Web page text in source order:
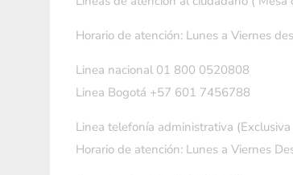
Horario de atención: Lunes a Viernes
Linea nacional 01 800 0520808
Linea Bogotá +57 601 7456788
Linea telefonía administrativa
Horario de atención: Lunes a Viernes